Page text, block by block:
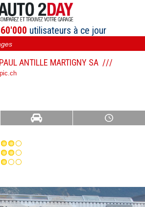
utilisateurs à ce jour
ANTILLE MARTIGNY SA